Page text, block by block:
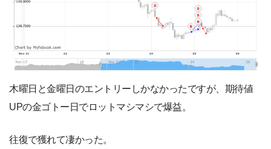
木曜日と金曜日のエントリーしかなかったですが、期待値
UPの金ゴトー日でロットマシマシで爆益。
往復で獲れて凄かった。